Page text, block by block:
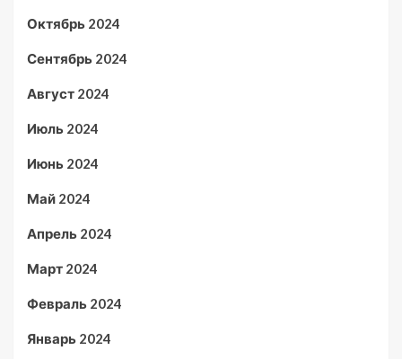
Октябрь 2024
Сентябрь 2024
Август 2024
Июль 2024
Июнь 2024
Май 2024
Апрель 2024
Март 2024
Февраль 2024
Январь 2024